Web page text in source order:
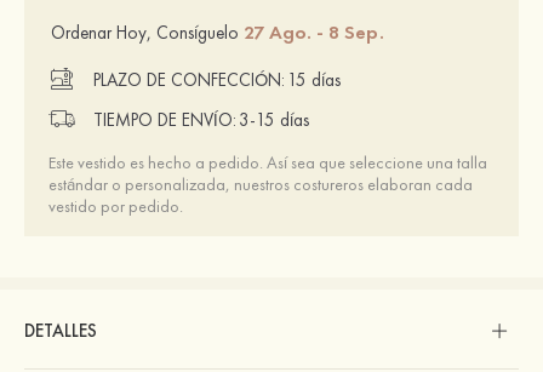
Ordenar Hoy, Consíguelo 27 Ago. - 8 Sep.
PLAZO DE CONFECCIÓN: 15 días
TIEMPO DE ENVÍO: 3-15 días
Este vestido es hecho a pedido. Así sea que seleccione una talla
estándar o personalizada, nuestros costureros elaboran cada
vestido por pedido.
DETALLES